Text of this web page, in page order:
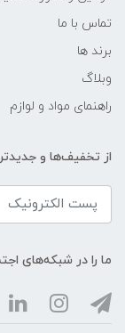
تماس با ما
برند ها
وبلاگ
راهنمای مواد و لوازم
از تخفیف‌ها و
ما را در شبکه‌های